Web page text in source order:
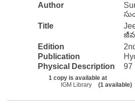
Author
Title
Edition
Publication
Physical Description
97
1 copy is available at
IGM Library
(1 available)